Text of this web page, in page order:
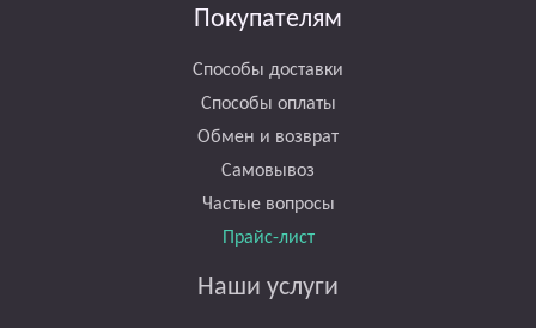
Покупателям
Способы доставки
Способы оплаты
Обмен и возврат
Самовывоз
Частые вопросы
Прайс-лист
Наши услуги